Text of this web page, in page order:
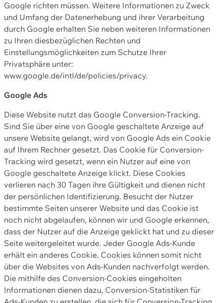
Google richten müssen. Weitere Informationen zu Zweck
und Umfang der Datenerhebung und ihrer Verarbeitung
durch Google erhalten Sie neben weiteren Informationen
zu Ihren diesbezüglichen Rechten und
Einstellungsmöglichkeiten zum Schutze Ihrer
Privatsphäre unter:
www.google.de/intl/de/policies/privacy.
Google Ads
Diese Website nutzt das Google Conversion-Tracking.
Sind Sie über eine von Google geschaltete Anzeige auf
unsere Website gelangt, wird von Google Ads ein Cookie
auf Ihrem Rechner gesetzt. Das Cookie für Conversion-
Tracking wird gesetzt, wenn ein Nutzer auf eine von
Google geschaltete Anzeige klickt. Diese Cookies
verlieren nach 30 Tagen ihre Gültigkeit und dienen nicht
der persönlichen Identifizierung. Besucht der Nutzer
bestimmte Seiten unserer Website und das Cookie ist
noch nicht abgelaufen, können wir und Google erkennen,
dass der Nutzer auf die Anzeige geklickt hat und zu dieser
Seite weitergeleitet wurde. Jeder Google Ads-Kunde
erhält ein anderes Cookie. Cookies können somit nicht
über die Websites von Ads-Kunden nachverfolgt werden.
Die mithilfe des Conversion-Cookies eingeholten
Informationen dienen dazu, Conversion-Statistiken für